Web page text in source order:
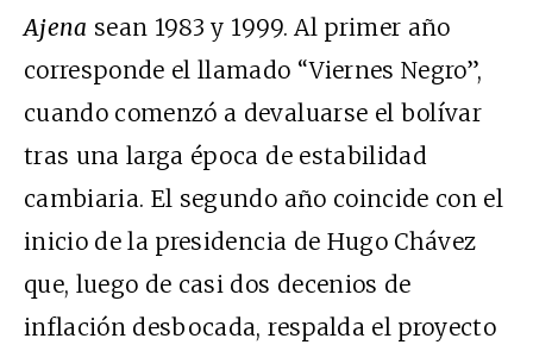
Ajena sean 1983 y 1999. Al primer año
corresponde el llamado “Viernes Negro”,
cuando comenzó a devaluarse el bolívar
tras una larga época de estabilidad
cambiaria. El segundo año coincide con el
inicio de la presidencia de Hugo Chávez
que, luego de casi dos decenios de
inflación desbocada, respalda el proyecto